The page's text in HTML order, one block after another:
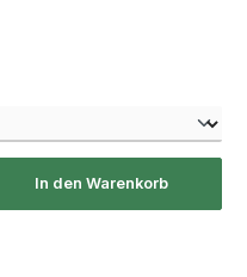
In den Warenkorb